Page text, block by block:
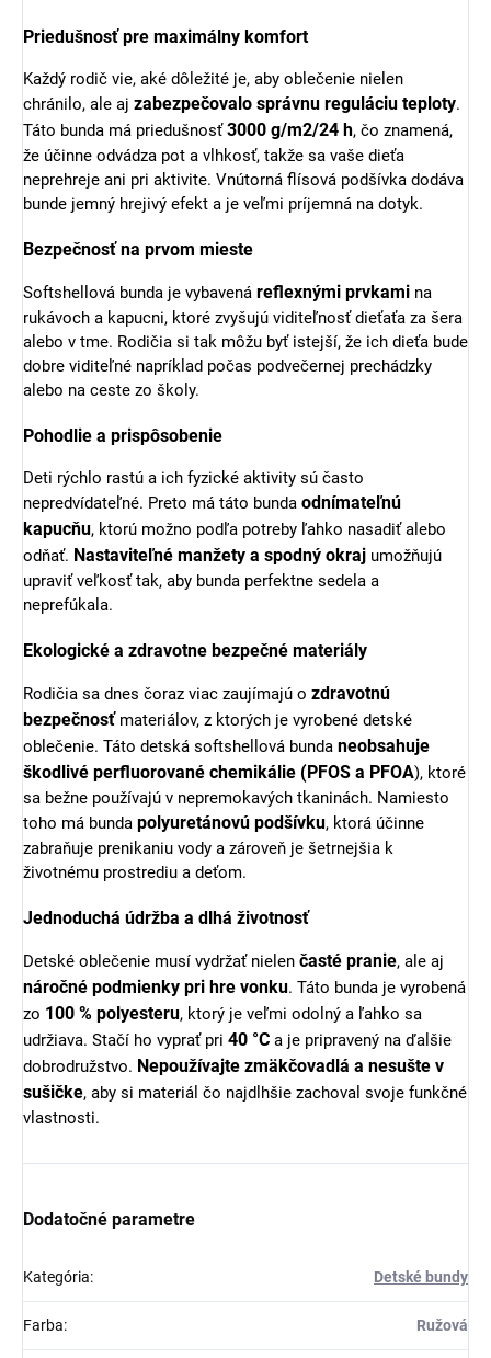
Priedušnosť pre maximálny komfort
Každý rodič vie, aké dôležité je, aby oblečenie nielen
chránilo, ale aj zabezpečovalo správnu reguláciu teploty.
Táto bunda má priedušnosť3000 g/m2/24 h, čo znamená,
že účinne odvádza pot a vlhkosť, takže sa vaše dieťa
neprehreje ani pri aktivite. Vnútorná flísová podšívka dodáva
bunde jemný hrejivý efekt a je veľmi príjemná na dotyk.
Bezpečnosť na prvom mieste
Softshellová bunda je vybavená reflexnými prvkami na
rukávoch a kapucni, ktoré zvyšujú viditeľnosť dieťaťa za šera
alebo v tme. Rodičia si tak môžu byť istejší, že ich dieťa bude
dobre viditeľné napríklad počas podvečernej prechádzky
alebo na ceste zo školy.
Pohodlie a prispôsobenie
Deti rýchlo rastú a ich fyzické aktivity sú často
nepredvídateľné. Preto má táto bunda odnímateľnú
kapucňu, ktorú možno podľa potreby ľahko nasadiť alebo
odňať. Nastaviteľné manžety a spodný okraj umožňujú
upraviť veľkosť tak, aby bunda perfektne sedela a
neprefúkala.
Ekologické a zdravotne bezpečné materiály
Rodičia sa dnes čoraz viac zaujímajú o zdravotnú
bezpečnosťmateriálov, z ktorých je vyrobené detské
oblečenie. Táto detská softshellová bunda neobsahuje
škodlivé perfluorované chemikálie (PFOS a PFOA), ktoré
sa bežne používajú v nepremokavých tkaninách. Namiesto
toho má bunda polyuretánovú podšívku, ktorá účinne
zabraňuje prenikaniu vody a zároveň je šetrnejšia k
životnému prostrediu a deťom.
Jednoduchá údržba a dlhá životnosť
Detské oblečenie musí vydržať nielen časté pranie, ale aj
náročné podmienky pri hre vonku. Táto bunda je vyrobená
zo 100 % polyesteru, ktorý je veľmi odolný a ľahko sa
udržiava. Stačí ho vyprať pri 40 °C a je pripravený na ďalšie
dobrodružstvo. Nepoužívajte zmäkčovadlá a nesušte v
sušičke, aby si materiál čo najdlhšie zachoval svoje funkčné
vlastnosti.
Dodatočné parametre
Kategória: Detské bundy
Farba: Ružová